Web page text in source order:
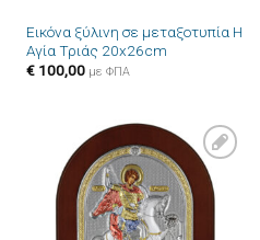
Εικόνα ξύλινη σε μεταξοτυπία Η
Αγία Τριάς 20x26cm
€100,00 με ΦΠΑ
Πρόσθήκη
στην λίστα
επιθυμιών